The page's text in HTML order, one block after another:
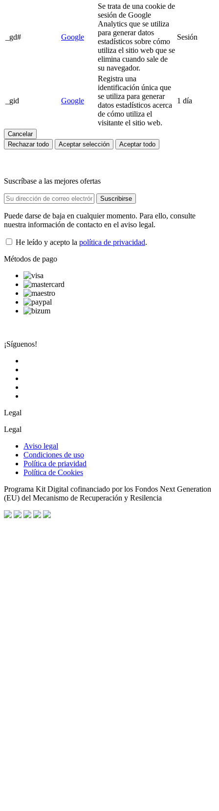
_gd# Google
Se trata de una cookie de
sesión de Google
Analytics que se utiliza
para generar datos
estadísticos sobre cómo
utiliza el sitio web que se
elimina cuando sale de
su navegador.
Sesión
_gid Google
Registra una
identificación única que
se utiliza para generar
datos estadísticos acerca
de cómo utiliza el
visitante el sitio web.
1 día
Cancelar
Rechazar todo
Aceptar selección Aceptar todo
Suscríbase a las mejores ofertas
Puede darse de baja en cualquier momento. Para ello, consulte
nuestra información de contacto en el aviso legal.
He leído y acepto la política de privacidad.
Métodos de pago
¡Síguenos!
Legal
Legal
Aviso legal
Condiciones de uso
Política de priavidad
Política de Cookies
Programa Kit Digital cofinanciado por los Fondos Next Generation
(EU) del Mecanismo de Recuperación y Resilencia